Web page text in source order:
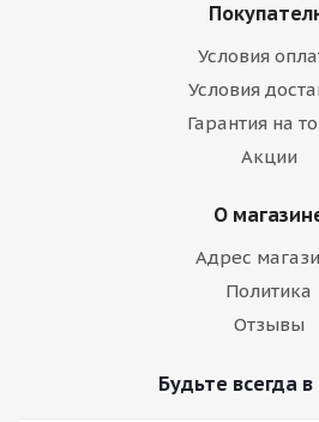
Условия
Условия
Гарантия на
Акции
О
Адрес
Политика
Отзывы
Будьте всегда в